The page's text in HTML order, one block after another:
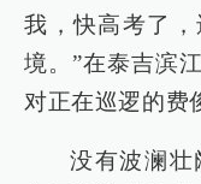
我，快高考了
境。”在泰吉滨
对正在巡逻的费
没有波澜壮